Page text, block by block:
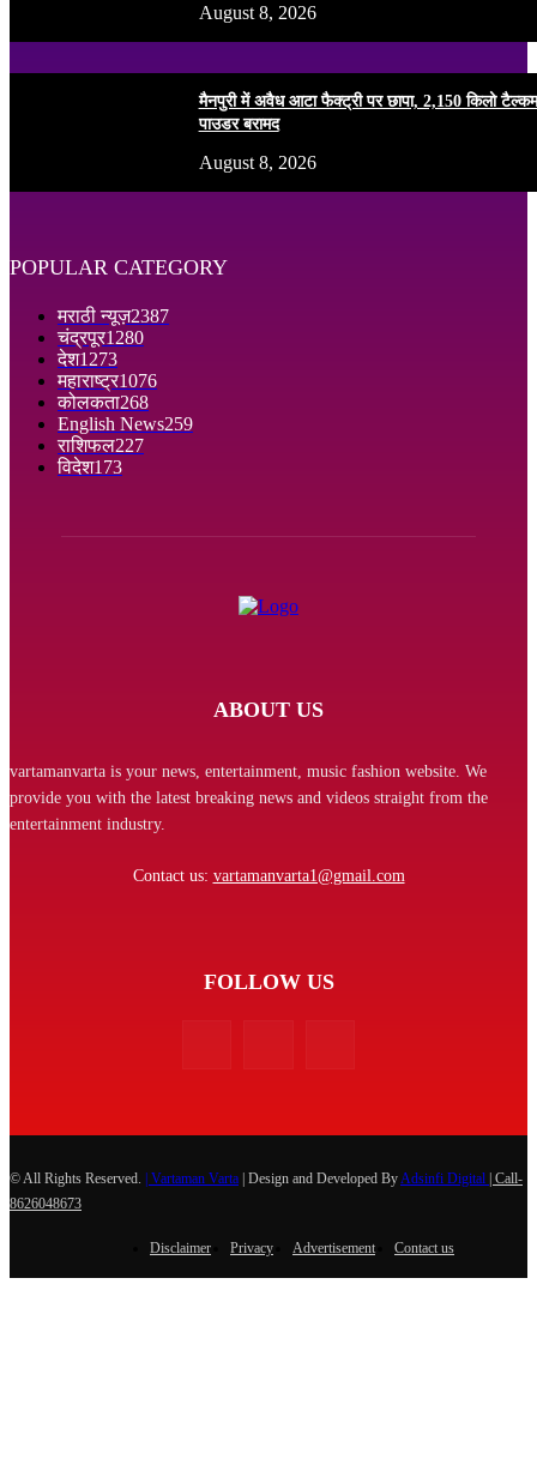
August 8, 2026
मैनपुरी में अवैध आटा फैक्ट्री पर छापा, 2,150 किलो टैल्कम
पाउडर बरामद
August 8, 2026
POPULAR CATEGORY
मराठी न्यूज़2387
चंद्रपूर1280
देश1273
महाराष्ट्र1076
कोलकता268
English News259
राशिफल227
विदेश173
ABOUT US
vartamanvarta is your news, entertainment, music fashion website. We
provide you with the latest breaking news and videos straight from the
entertainment industry.
Contact us: vartamanvarta1@gmail.com
FOLLOW US
© All Rights Reserved. | Vartaman Varta | Design and Developed ByAdsinfi Digital | Call-
8626048673
Disclaimer Privacy Advertisement Contact us